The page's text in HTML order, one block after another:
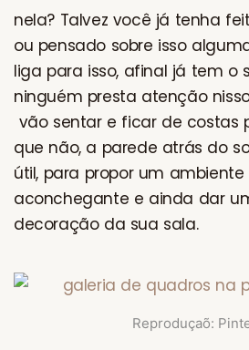
nela? Talvez você já tenha
ou pensado sobre isso
liga para isso, afinal já tem o
ninguém presta atenção
vão sentar e ficar de costas
que não, a parede atrás do
útil, para propor um
aconchegante e ainda dar
decoração da sua sala.
Reproduçaõ: